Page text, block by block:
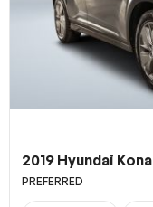
2019 Hyundai Kona
PREFERRED